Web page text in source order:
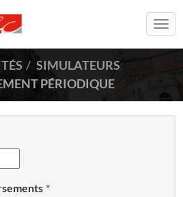
SIMULATEURS
PÉRIODIQUE